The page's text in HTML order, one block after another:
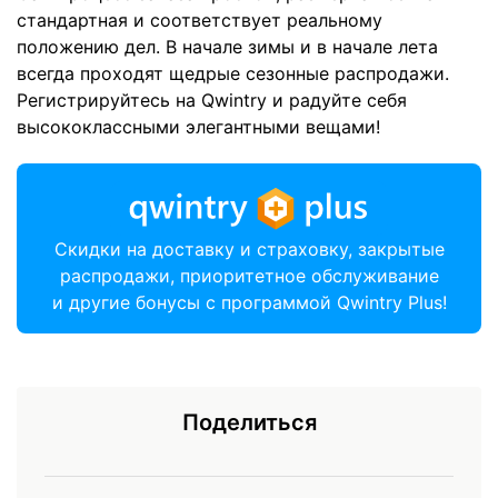
стандартная и соответствует реальному
положению дел. В начале зимы и в начале лета
всегда проходят щедрые сезонные распродажи.
Регистрируйтесь на Qwintry и радуйте себя
высококлассными элегантными вещами!
Скидки на доставку и страховку, закрытые
распродажи, приоритетное обслуживание
и другие бонусы с программой Qwintry Plus!
Поделиться